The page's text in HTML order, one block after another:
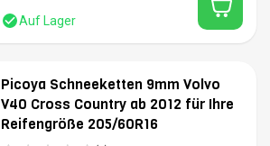
Auf Lager
Picoya Schneeketten 9mm Volvo
V40 Cross Country ab 2012 für Ihre
Reifengröße 205/60R16